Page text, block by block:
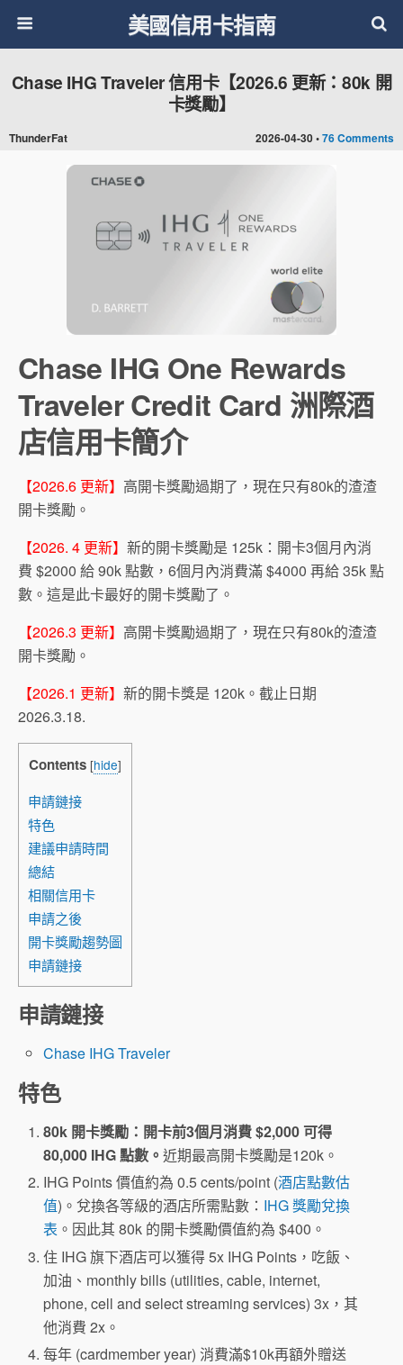
美國信用卡指南
2026-04-30 •76 Comments
Chase IHG Traveler 信用卡【2026.6 更新：80k 開
卡獎勵】
ThunderFat
Chase IHG One Rewards
Traveler Credit Card 洲際酒
店信用卡簡介
【2026.6 更新】 高開卡獎勵過期了，現在只有80k的渣渣
開卡獎勵。
【2026. 4 更新】 新的開卡獎勵是 125k：開卡3個月內消
費 $2000 給 90k 點數，6個月內消費滿 $4000 再給 35k 點
數。這是此卡最好的開卡獎勵了。
【2026.3 更新】 高開卡獎勵過期了，現在只有80k的渣渣
開卡獎勵。
【2026.1 更新】 新的開卡獎是 120k。截止日期
2026.3.18.
Contents [hide]
申請鏈接
特色
建議申請時間
總結
相關信用卡
申請之後
開卡獎勵趨勢圖
申請鏈接
申請鏈接
Chase IHG Traveler
特色
80k 開卡獎勵：開卡前3個月消費 $2,000 可得
80,000 IHG 點數。近期最高開卡獎勵是120k。
IHG Points 價值約為 0.5 cents/point (酒店點數估
值)。兌換各等級的酒店所需點數： IHG 獎勵兌換
表 。因此其 80k 的開卡獎勵價值約為 $400。
住 IHG 旗下酒店可以獲得 5x IHG Points，吃飯、
加油、monthly bills (utilities, cable, internet,
phone, cell and select streaming services) 3x，其
他消費 2x。
每年 (cardmember year) 消費滿$10k再額外贈送